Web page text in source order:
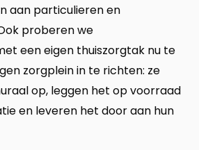
aan particulieren en
proberen we
een eigen thuiszorgtak nu te
zorgplein in te richten: ze
op, leggen het op voorraad
en leveren het door aan hun